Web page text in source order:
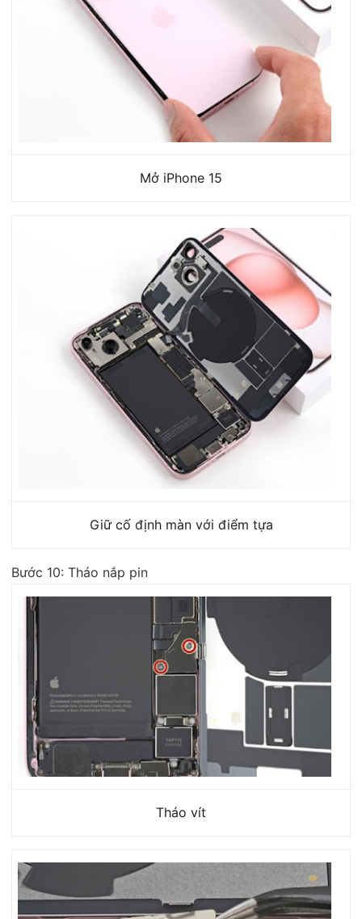
Mở iPhone 15
Giữ cố định màn với điểm tựa
Bước 10: Tháo nắp pin
Tháo vít